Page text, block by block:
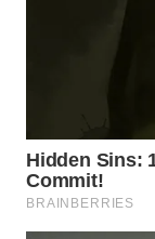
WN
KALTIM